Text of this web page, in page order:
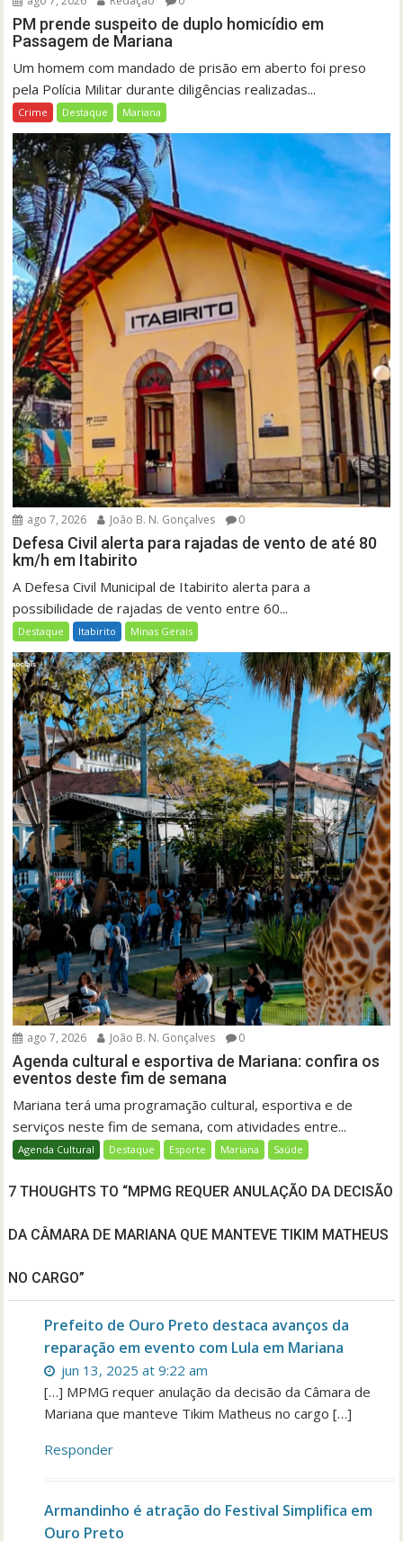
PM prende suspeito de duplo homicídio em
Passagem de Mariana
Um homem com mandado de prisão em aberto foi preso
pela Polícia Militar durante diligências realizadas...
Crime Destaque Mariana
ago 7, 2026 João B. N. Gonçalves 0
Defesa Civil alerta para rajadas de vento de até 80
km/h em Itabirito
A Defesa Civil Municipal de Itabirito alerta para a
possibilidade de rajadas de vento entre 60...
Destaque Itabirito Minas Gerais
ago 7, 2026 João B. N. Gonçalves 0
Agenda cultural e esportiva de Mariana: confira os
eventos deste fim de semana
Mariana terá uma programação cultural, esportiva e de
serviços neste fim de semana, com atividades entre...
Agenda Cultural Destaque Esporte Mariana Saúde
7 THOUGHTS TO “MPMG REQUER ANULAÇÃO DA DECISÃO
DA CÂMARA DE MARIANA QUE MANTEVE TIKIM MATHEUS
NO CARGO”
Prefeito de Ouro Preto destaca avanços da
reparação em evento com Lula em Mariana
jun 13, 2025 at 9:22 am
[…] MPMG requer anulação da decisão da Câmara de
Mariana que manteve Tikim Matheus no cargo […]
Responder
Armandinho é atração do Festival Simplifica em
Ouro Preto